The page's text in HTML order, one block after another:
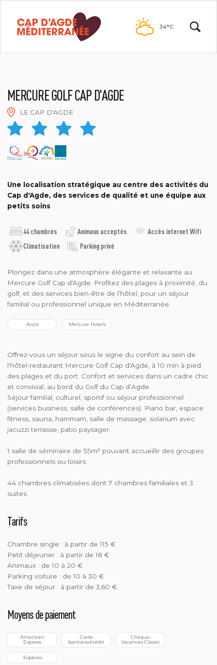
contenu
34°C
MERCURE GOLF CAP D'AGDE
LE CAP D'AGDE
MERCURE GOLF CAP D'AGDE
Une localisation stratégique au centre des activités du
Cap d'Agde, des services de qualité et une équipe aux
petits soins
44 chambres Animaux acceptés
Accès internet Wifi
Climatisation
Parking privé
Plongez dans une atmosphère élégante et relaxante au
Mercure Golf Cap d'Agde. Profitez des plages à proximité, du
golf, et des services bien-être de l’hôtel, pour un séjour
familial ou professionnel unique en Méditerranée.
Accor Mercure Hotels
Offrez-vous un séjour sous le signe du confort au sein de
l'hôtel-restaurant Mercure Golf Cap d'Agde, à 10 min à pied
des plages et du port. Confort et services dans un cadre chic
et convivial, au bord du Golf du Cap d’Agde.
Séjour familial, culturel, sportif ou séjour professionnel
(services business, salle de conférences). Piano bar, espace
fitness, sauna, hammam, salle de massage, solarium avec
jacuzzi terrasse, patio paysager.
1 salle de séminaire de 55m² pouvant accueillir des groupes
professionnels ou loisirs.
44 chambres climatisées dont 7 chambres familiales et 3
suites.
Tarifs
Chambre single : à partir de 115 €
Petit déjeuner : à partir de 18 €
Animaux : de 10 à 20 €
Parking voiture : de 10 à 30 €
Taxe de séjour : à partir de 3,60 €.
Moyens de paiement
Express bancaire/crédit Vacances Classic
Espèces